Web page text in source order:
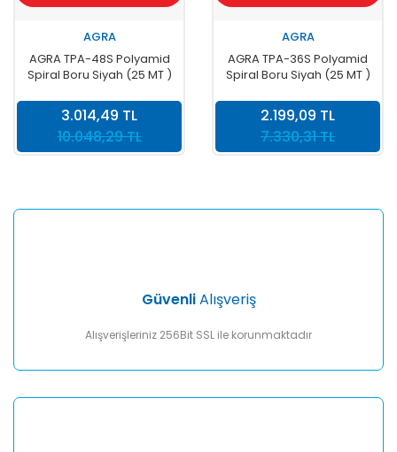
AGRA
AGRA TPA-48S Polyamid
Spiral Boru Siyah (25 MT )
10.048,29 TL
3.014,49 TL
AGRA
AGRA TPA-36S Polyamid
Spiral Boru Siyah (25 MT )
7.330,31 TL
2.199,09 TL
GüvenliAlışveriş
Alışverişleriniz 256Bit SSL ile korunmaktadır